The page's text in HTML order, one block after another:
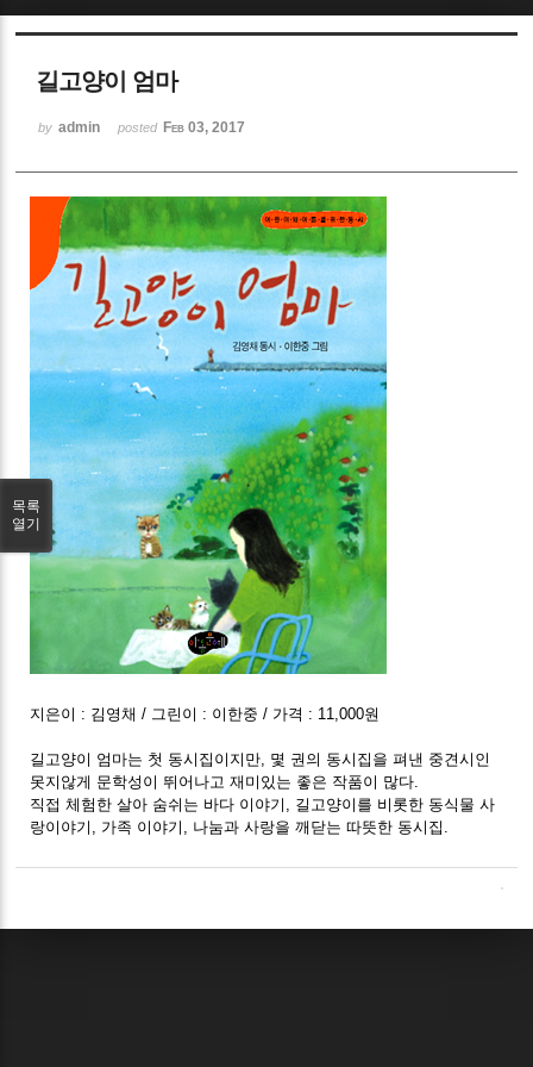
길고양이 엄마
by admin posted Feb 03, 2017
지은이 : 김영채 / 그린이 : 이한중 / 가격 : 11,000원
길고양이 엄마는 첫 동시집이지만, 몇 권의 동시집을 펴낸 중견시인
못지않게 문학성이 뛰어나고 재미있는 좋은 작품이 많다.
직접 체험한 살아 숨쉬는 바다 이야기, 길고양이를 비롯한 동식물 사
랑이야기, 가족 이야기, 나눔과 사랑을 깨닫는 따뜻한 동시집.
목록
열기
Sketchbook5, 스케치북5
Sketchbook5, 스케치북5